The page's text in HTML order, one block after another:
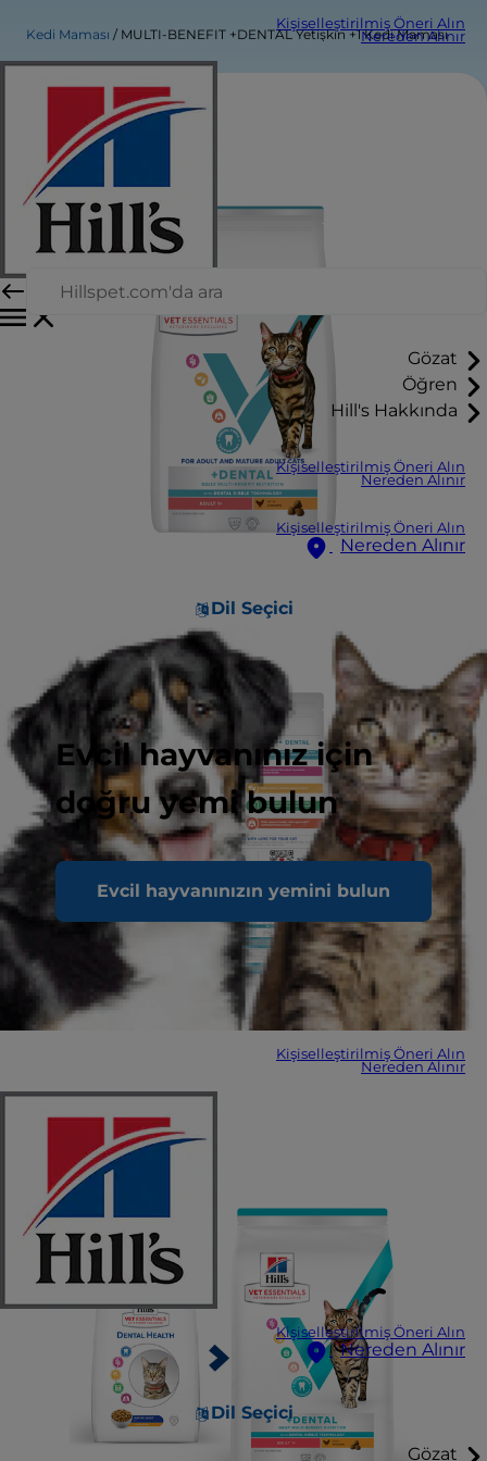
Kişiselleştirilmiş Öneri Alın
Nereden Alınır
Gözat
Öğren
Hill's Hakkında
Kişiselleştirilmiş Öneri Alın
Nereden Alınır
Kişiselleştirilmiş Öneri Alın
Nereden Alınır
Dil Seçici
Evcil hayvanınız için
doğru yemi bulun
Evcil hayvanınızın yemini bulun
Kişiselleştirilmiş Öneri Alın
Nereden Alınır
Kişiselleştirilmiş Öneri Alın
Nereden Alınır
Dil Seçici
Gözat
Kedi Maması MULTI-BENEFIT +DENTAL Yetişkin +1 Kedi Maması